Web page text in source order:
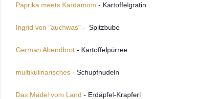
Paprika meets Kardamom - Kartoffelgratin
Ingrid von "auchwas" - Spitzbube
German Abendbrot - Kartoffelpürree
multikulinarisches - Schupfnudeln
Das Mädel vom Land - Erdäpfel-Krapferl